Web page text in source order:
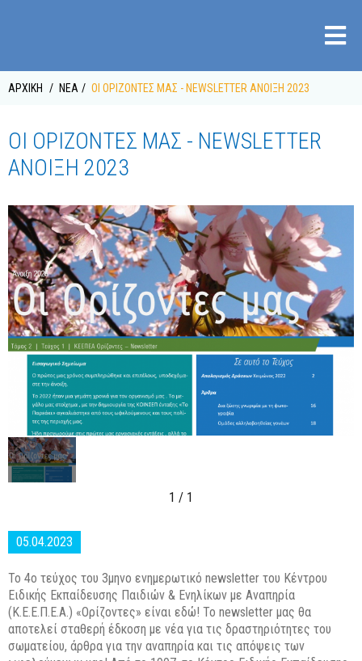
ΑΡΧΙΚΉ ΝΈΑ ΟΙ ΟΡΙΖΟΝΤΕΣ ΜΑΣ - NEWSLETTER ΑΝΟΙΞΗ 2023
ΟΙ ΟΡΙΖΟΝΤΕΣ ΜΑΣ - NEWSLETTER
ΑΝΟΙΞΗ 2023
1 / 1
05.04.2023
Το 4ο τεύχος του 3μηνο ενημερωτικό newsletter του Κέντρου
Ειδικής Εκπαίδευσης Παιδιών & Ενηλίκων με Αναπηρία
(Κ.Ε.Ε.Π.Ε.Α.) «Ορίζοντες» είναι εδώ! Το newsletter μας θα
αποτελεί σταθερή έδκοση με νέα για τις δραστηριότητες του
σωματείου, άρθρα για την αναπηρία και τις απόψεις των